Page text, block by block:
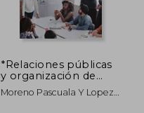
45%
$
*Relaciones públicas
y organización de
eventos de
marketing
Moreno Pascuala Y Lopez